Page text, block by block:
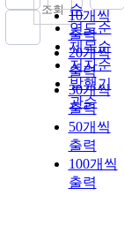
순
연도순
제목순
저자순
발행기
관순
10개씩
출력
20개씩
출력
30개씩
출력
50개씩
출력
100개씩
출력
조회